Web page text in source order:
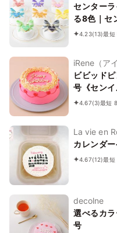
センター
る8色｜セ
なメッセ
4.23(13)最短
iRene（ア
ビビッド
号《センイ
4.67(3)最短
La vie en
カレンダー
4.67(12)最短
decolne
選べるカ
号